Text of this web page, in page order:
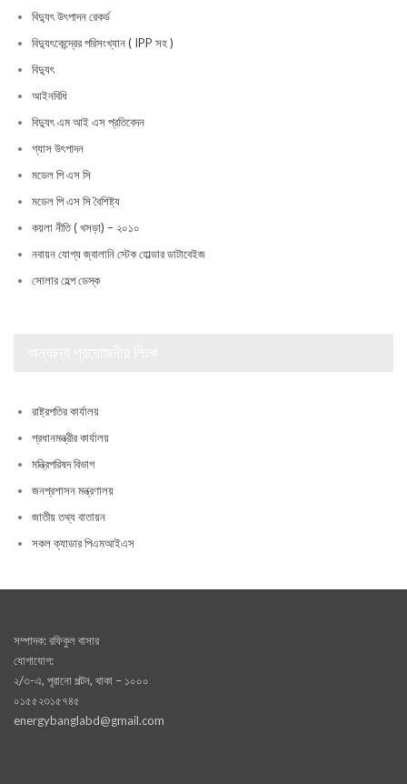
বিদ্যুৎ উৎপাদন রেকর্ড
বিদ্যুৎকেন্দ্রের পরিসংখ্যান ( IPP সহ )
বিদ্যুৎ
আইনবিধি
বিদ্যুৎ এম আই এস প্রতিবেদন
গ্যাস উৎপাদন
মডেল পি এস সি
মডেল পি এস সি বৈশিষ্ট্য
কয়লা নীতি ( খসড়া) – ২০১০
নবায়ন যোগ্য জ্বালানি স্টেক হোল্ডার ডাটাবেইজ
সোলার হেল্প ডেস্ক
রাষ্ট্রপতির কার্যালয়
প্রধানমন্ত্রীর কার্যালয়
মন্ত্রিপরিষদ বিভাগ
জনপ্রশাসন মন্ত্রণালয়
জাতীয় তথ্য বাতায়ন
সকল ক্যাডার পিএমআইএস
সম্পাদক: রফিকুল বাসার
যোগাযোগ:
২/৩-এ, পূরানো পল্টন, থাকা – ১০০০
০১৫৫২৩১৫৭৪৫
energybanglabd@gmail.com